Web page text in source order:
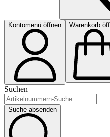
Kontomenü öffnen Warenkorb
Suchen
Suche absenden